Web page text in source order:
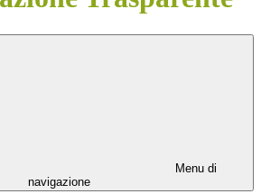
Menu di
navigazione